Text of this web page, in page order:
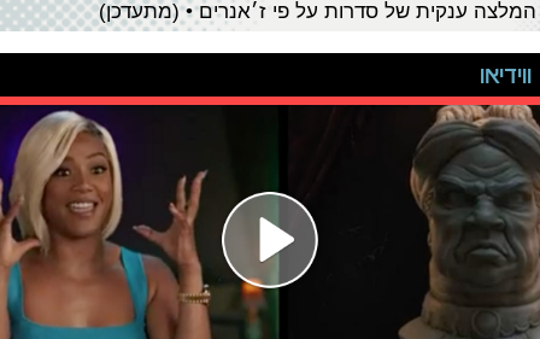
המלצה ענקית של סדרות על פי ז׳אנרים • (מתעדכן)
ווידיאו